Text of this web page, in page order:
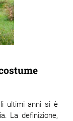
ultimi anni si è
La definizione,